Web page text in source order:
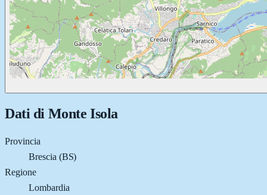
Dati di Monte Isola
Provincia
Brescia (BS)
Regione
Lombardia